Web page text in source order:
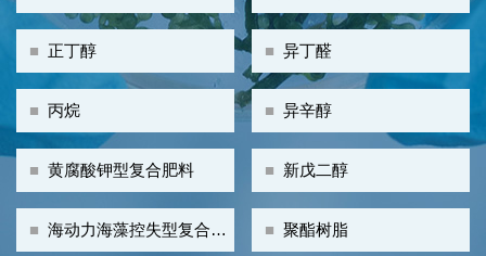
■异丁醛
■ 正丁醇
■异辛醇
■ 丙烷
■ 新戊二醇
■ 黄腐酸钾型复合肥料
■聚酯树脂
■ 海动力海藻控失型复合肥